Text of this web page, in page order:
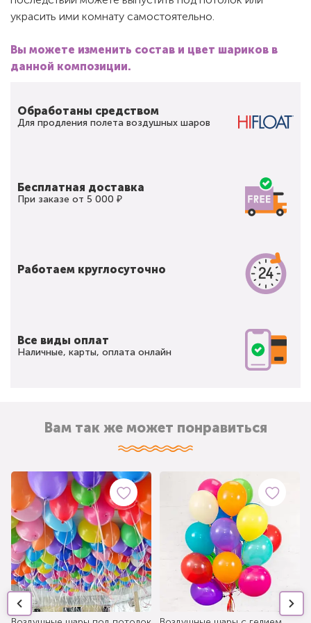
украсить ими комнату самостоятельно.
Вы можете изменить состав и цвет шариков в
данной композиции.
Обработаны средством
Для продления полета воздушных шаров
Бесплатная доставка
При заказе от 5 000 ₽
Работаем круглосуточно
Все виды оплат
Наличные, карты, оплата онлайн
Вам так же может понравиться